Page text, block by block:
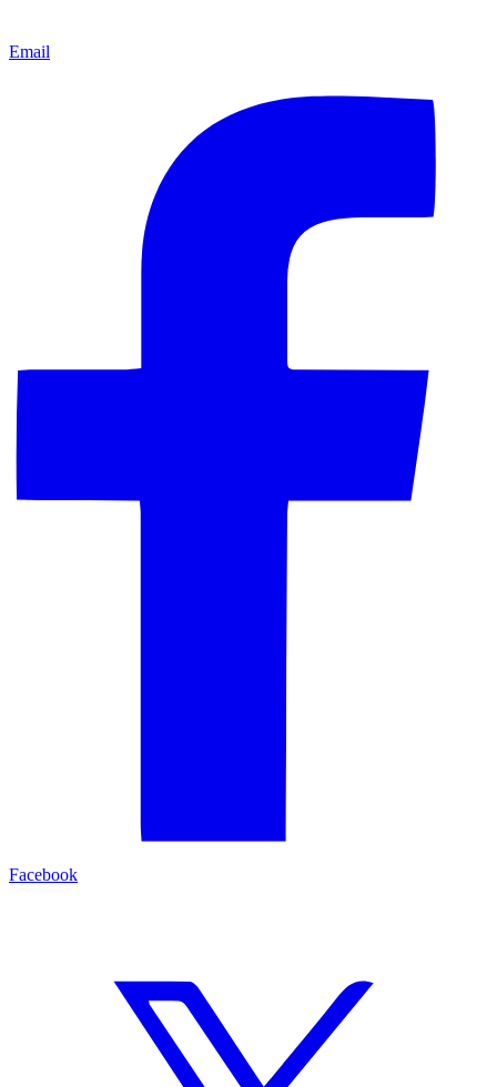
Email
Facebook